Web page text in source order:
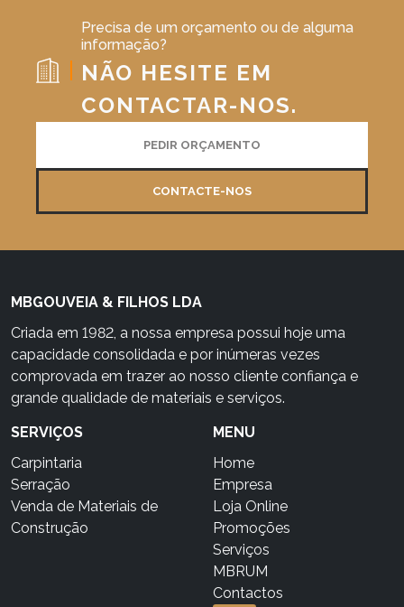
Precisa de um orçamento ou de alguma
informação?
NÃO HESITE EM
CONTACTAR-NOS.
PEDIR ORÇAMENTO
CONTACTE-NOS
MBGOUVEIA & FILHOS LDA
Criada em 1982, a nossa empresa possui hoje uma
capacidade consolidada e por inúmeras vezes
comprovada em trazer ao nosso cliente confiança e
grande qualidade de materiais e serviços.
SERVIÇOS
Carpintaria
Serração
Venda de Materiais de
Construção
MENU
Home
Empresa
Loja Online
Promoções
Serviços
MBRUM
Contactos